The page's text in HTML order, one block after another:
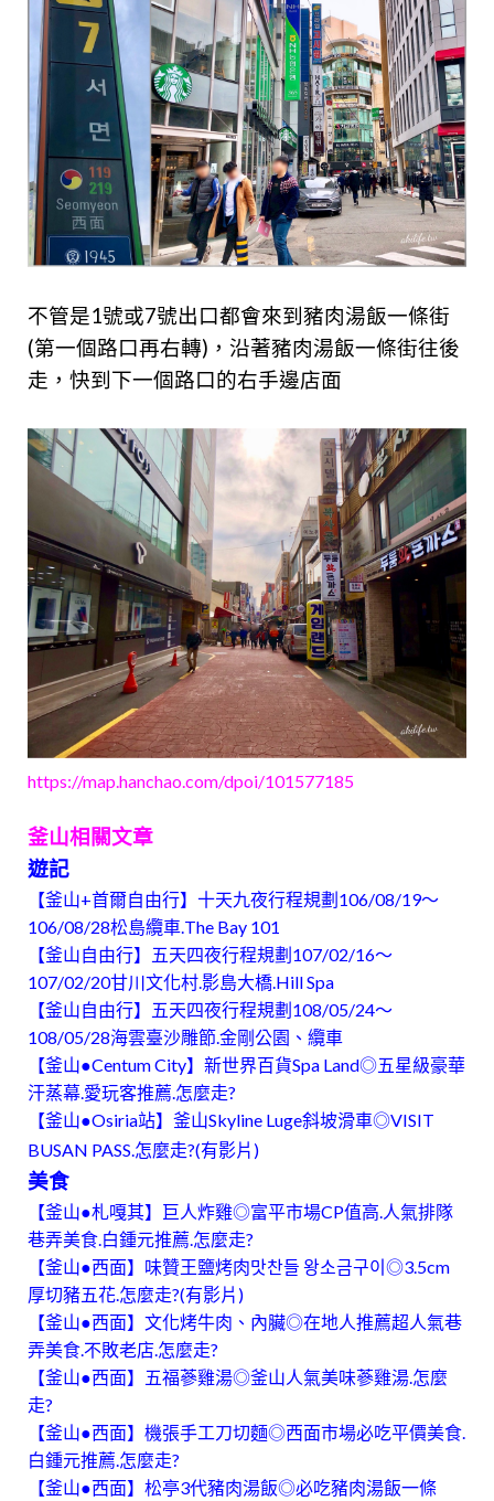
不管是1號或7號出口都會來到豬肉湯飯一條街
(第一個路口再右轉)，沿著豬肉湯飯一條街往後
走，快到下一個路口的右手邊店面
https://map.hanchao.com/dpoi/101577185
釜山相關文章
遊記
【釜山+首爾自由行】十天九夜行程規劃106/08/19～
106/08/28松島纜車.The Bay 101
【釜山自由行】五天四夜行程規劃107/02/16～
107/02/20甘川文化村.影島大橋.Hill Spa
【釜山自由行】五天四夜行程規劃108/05/24～
108/05/28海雲臺沙雕節.金剛公園、纜車
【釜山●Centum City】新世界百貨Spa Land◎五星級豪華
汗蒸幕.愛玩客推薦.怎麼走?
【釜山●Osiria站】釜山Skyline Luge斜坡滑車◎VISIT
BUSAN PASS.怎麼走?(有影片)
美食
【釜山●札嘎其】巨人炸雞◎富平市場CP值高.人氣排隊
巷弄美食.白鍾元推薦.怎麼走?
【釜山●西面】味贊王鹽烤肉맛찬들 왕소금구이◎3.5cm
厚切豬五花.怎麼走?(有影片)
【釜山●西面】文化烤牛肉、內臟◎在地人推薦超人氣巷
弄美食.不敗老店.怎麼走?
【釜山●西面】五福蔘雞湯◎釜山人氣美味蔘雞湯.怎麼
走?
【釜山●西面】機張手工刀切麵◎西面市場必吃平價美食.
白鍾元推薦.怎麼走?
【釜山●西面】松亭3代豬肉湯飯◎必吃豬肉湯飯一條